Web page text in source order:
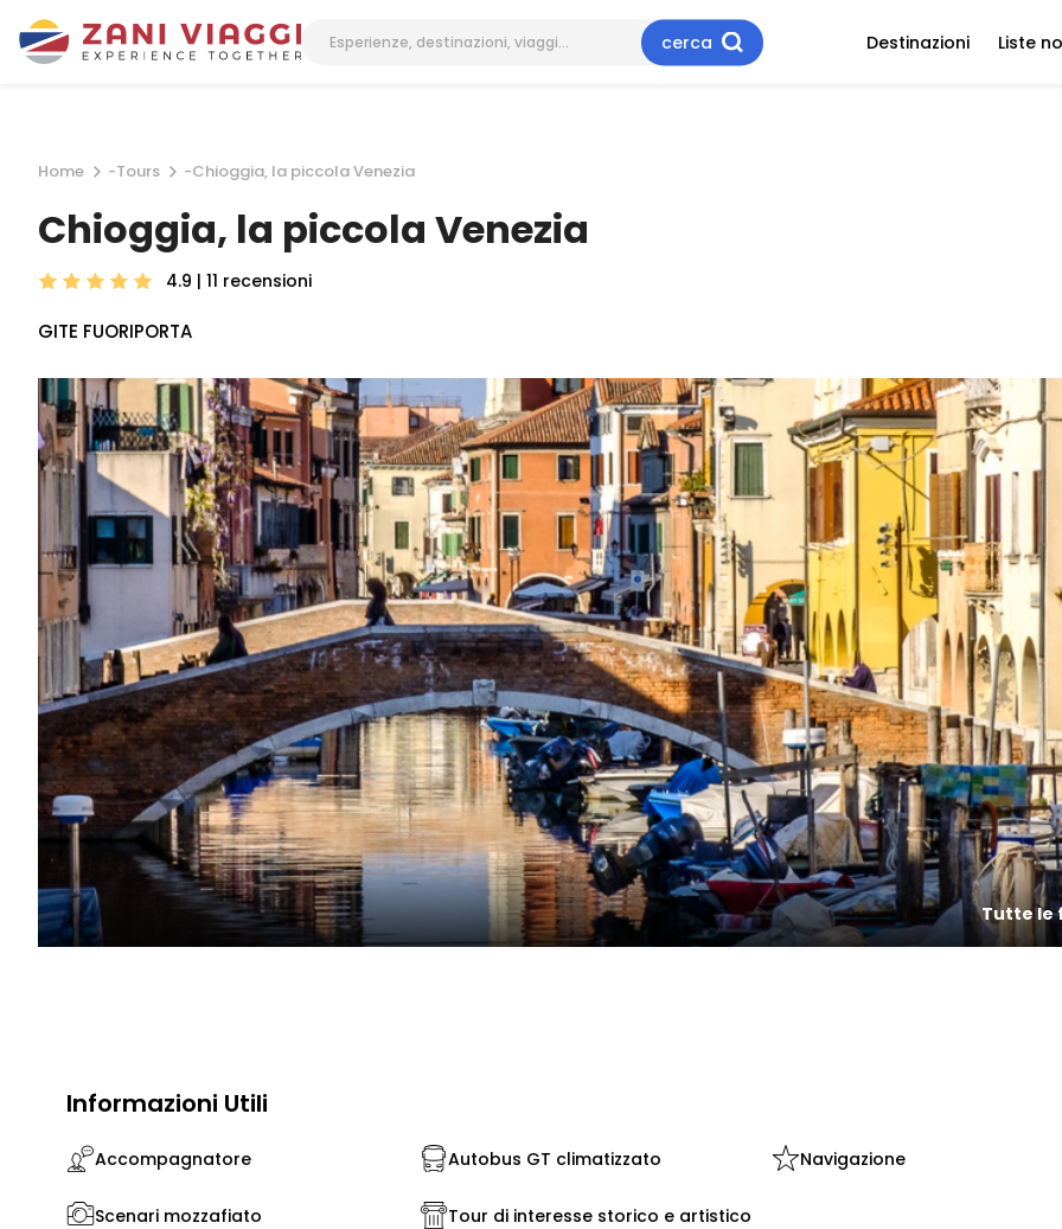
cerca Destinazioni Liste
Home -Tours -Chioggia, la piccola Venezia
Chioggia, la piccola Venezia
4.9 | 11 recensioni
GITE FUORIPORTA
Tutte le
Informazioni Utili
Accompagnatore Autobus GT climatizzato Navigazione
Scenari mozzafiato Tour di interesse storico e artistico